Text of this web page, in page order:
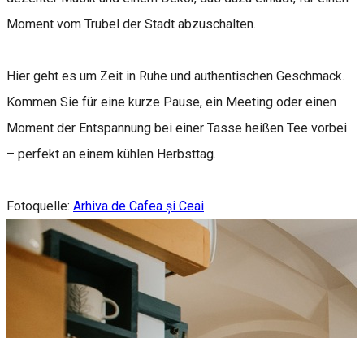
Moment vom Trubel der Stadt abzuschalten.
Hier geht es um Zeit in Ruhe und authentischen Geschmack.
Kommen Sie für eine kurze Pause, ein Meeting oder einen
Moment der Entspannung bei einer Tasse heißen Tee vorbei
– perfekt an einem kühlen Herbsttag.
Fotoquelle: Arhiva de Cafea și Ceai